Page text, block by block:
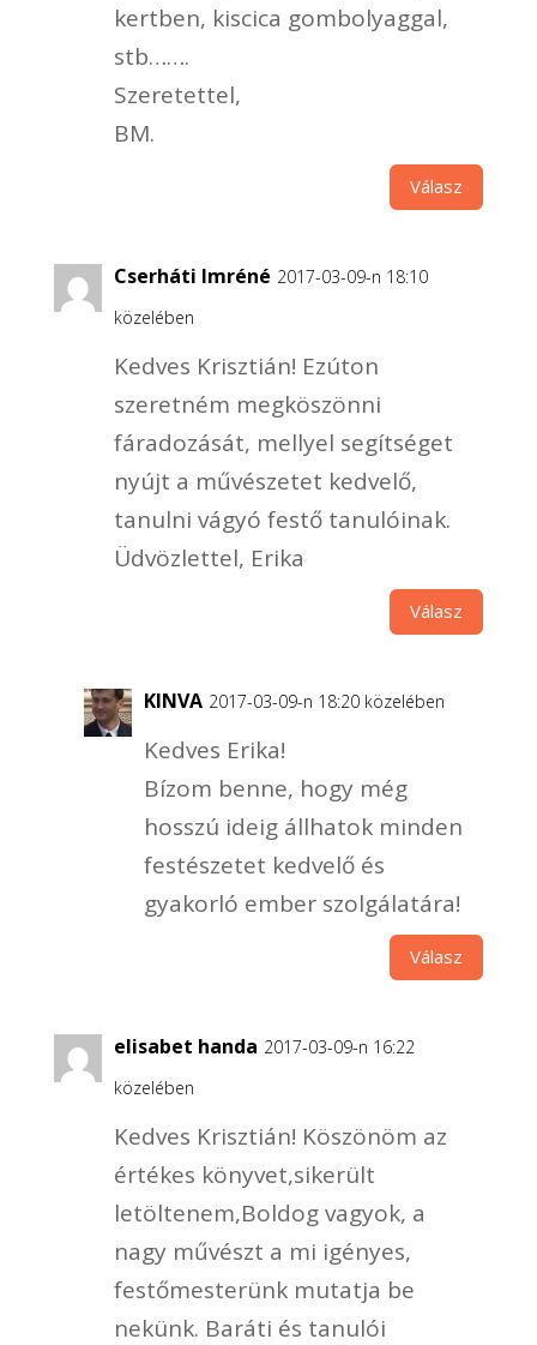
kertben, kiscica gombolyaggal,
stb…….
Szeretettel,
BM.
Válasz
Cserháti Imréné 2017-03-09-n 18:10
közelében
Kedves Krisztián! Ezúton
szeretném megköszönni
fáradozását, mellyel segítséget
nyújt a művészetet kedvelő,
tanulni vágyó festő tanulóinak.
Üdvözlettel, Erika
Válasz
KINVA 2017-03-09-n 18:20 közelében
Kedves Erika!
Bízom benne, hogy még
hosszú ideig állhatok minden
festészetet kedvelő és
gyakorló ember szolgálatára!
Válasz
elisabet handa 2017-03-09-n 16:22
közelében
Kedves Krisztián! Köszönöm az
értékes könyvet,sikerült
letöltenem,Boldog vagyok, a
nagy művészt a mi igényes,
festőmesterünk mutatja be
nekünk. Baráti és tanulói